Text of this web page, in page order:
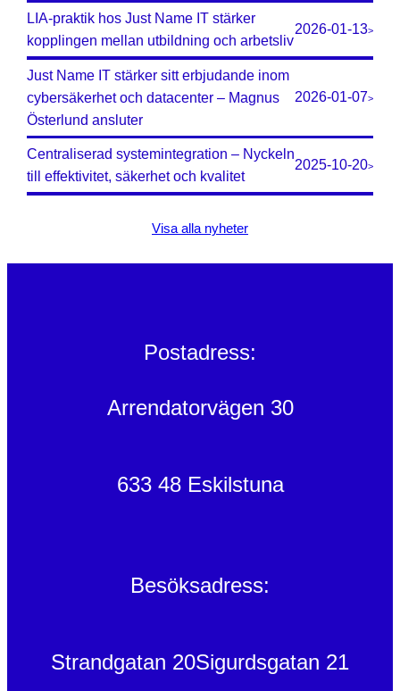
LIA-praktik hos Just Name IT stärker
kopplingen mellan utbildning och arbetsliv
2026-01-13>
Just Name IT stärker sitt erbjudande inom
cybersäkerhet och datacenter – Magnus
Österlund ansluter
2026-01-07>
Centraliserad systemintegration – Nyckeln
till effektivitet, säkerhet och kvalitet
2025-10-20>
Visa alla nyheter
Postadress:
Arrendatorvägen 30
633 48 Eskilstuna
Besöksadress:
Strandgatan 20Sigurdsgatan 21